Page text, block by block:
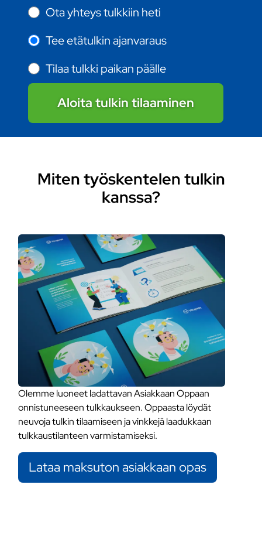
Ota yhteys tulkkiin heti
Tee etätulkin ajanvaraus
Tilaa tulkki paikan päälle
Aloita tulkin tilaaminen
Miten työskentelen tulkin
kanssa?
Olemme luoneet ladattavan Asiakkaan Oppaan
onnistuneeseen tulkkaukseen. Oppaasta löydät
neuvoja tulkin tilaamiseen ja vinkkejä laadukkaan
tulkkaustilanteen varmistamiseksi.
Lataa maksuton asiakkaan opas